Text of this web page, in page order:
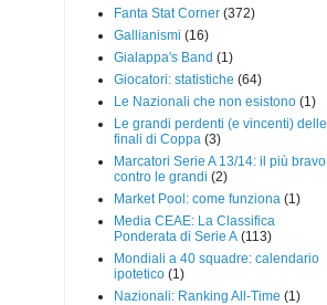
Fanta Stat Corner (372)
Gallianismi (16)
Gialappa's Band (1)
Giocatori: statistiche (64)
Le Nazionali che non esistono (1)
Le grandi perdenti (e vincenti) delle
finali di Coppa (3)
Marcatori Serie A 13/14: il più bravo
contro le grandi (2)
Market Pool: come funziona (1)
Media CEAE: La Classifica
Ponderata di Serie A (113)
Mondiali a 40 squadre: calendario
ipotetico (1)
Nazionali: Ranking All-Time (1)